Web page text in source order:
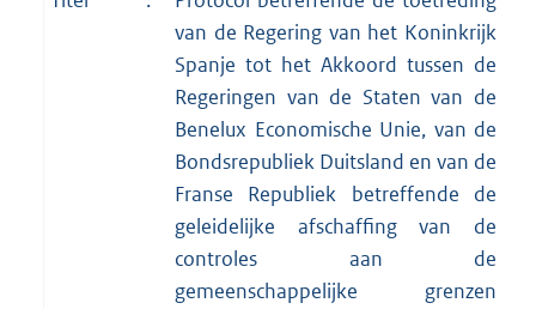
van de Regering van het Koninkrijk
Spanje tot het Akkoord tussen de
Regeringen van de Staten van de
Benelux Economische Unie, van de
Bondsrepubliek Duitsland en van de
Franse Republiek betreffende de
geleidelijke afschaffing van de
controles aan de
gemeenschappelijke grenzen